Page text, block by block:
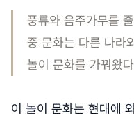
풍류와 음주가무를
중 문화는 다른 나라
놀이 문화를 가꿔왔
이 놀이 문화는 현대에